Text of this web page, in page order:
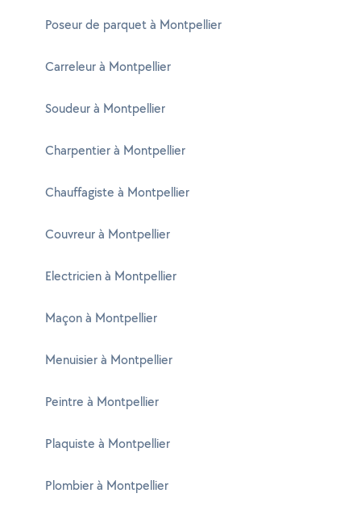
Poseur de parquet à Montpellier
Carreleur à Montpellier
Soudeur à Montpellier
Charpentier à Montpellier
Chauffagiste à Montpellier
Couvreur à Montpellier
Electricien à Montpellier
Maçon à Montpellier
Menuisier à Montpellier
Peintre à Montpellier
Plaquiste à Montpellier
Plombier à Montpellier